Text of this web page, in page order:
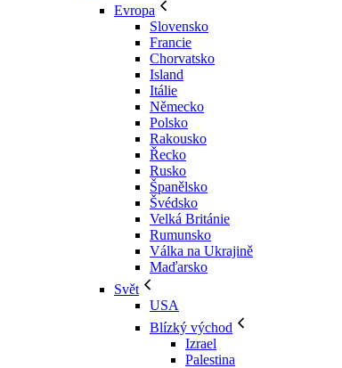
Evropa
Slovensko
Francie
Chorvatsko
Island
Itálie
Německo
Polsko
Rakousko
Řecko
Rusko
Španělsko
Švédsko
Velká Británie
Rumunsko
Válka na Ukrajině
Maďarsko
Svět
USA
Blízký východ
Izrael
Palestina